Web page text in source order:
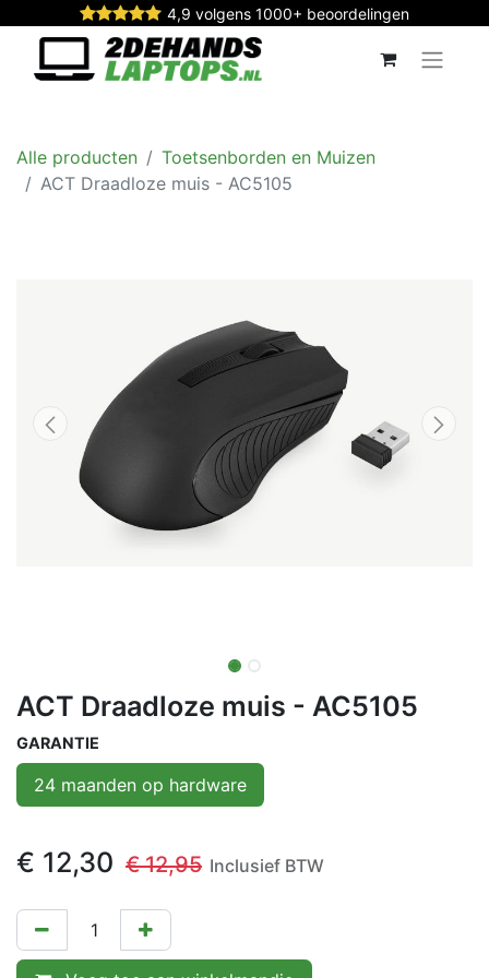
4,9 volgens 1000+ beoordelingen
Alle producten
Toetsenborden en Muizen
ACT Draadloze muis - AC5105
ACT Draadloze muis - AC5105
GARANTIE
24 maanden op hardware
€ 12,30 €12,95 Inclusief BTW